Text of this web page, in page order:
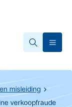
misleiding
verkoopfraude